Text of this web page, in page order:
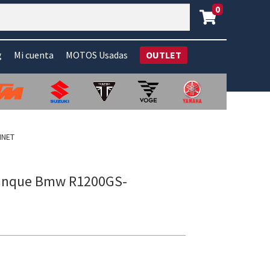
0
Mi cuenta MOTOS Usadas OUTLET
Bmw R1200GS-